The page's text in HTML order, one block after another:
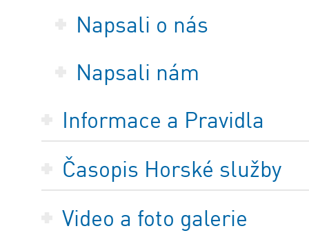
Napsali o nás
Napsali nám
Informace a Pravidla
Časopis Horské služby
Video a foto galerie